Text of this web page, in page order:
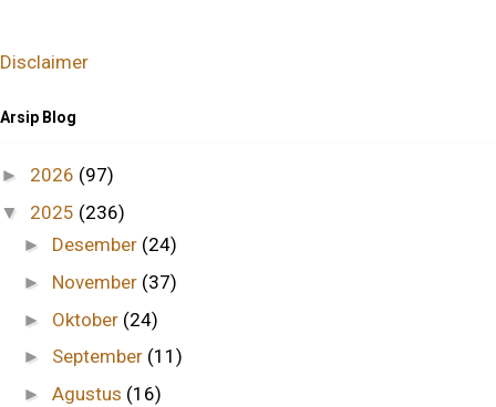
Disclaimer
Arsip Blog
► 2026 (97)
▼ 2025 (236)
► Desember (24)
► November (37)
► Oktober (24)
► September (11)
►Agustus (16)